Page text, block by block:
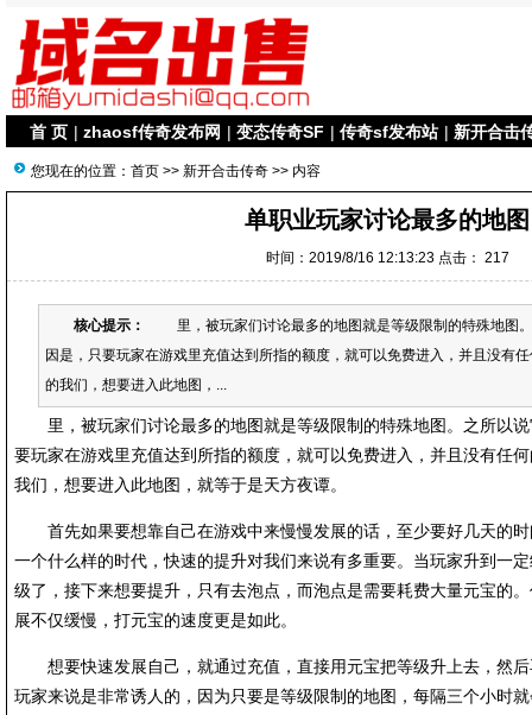
首 页 | zhaosf传奇发布网 | 变态传奇SF | 传奇sf发布站 | 新开合击
您现在的位置： 首页 >> 新开合击传奇 >> 内容
单职业玩家讨论最多的地图
时间：2019/8/16 12:13:23 点击： 217
核心提示：
里，被玩家们讨论最多的地图就是等级限制的特殊地图
因是，只要玩家在游戏里充值达到所指的额度，就可以免费进入，并且没有
的我们，想要进入此地图，...
里，被玩家们讨论最多的地图就是等级限制的特殊地图。之所以说
要玩家在游戏里充值达到所指的额度，就可以免费进入，并且没有任
我们，想要进入此地图，就等于是天方夜谭。
首先如果要想靠自己在游戏中来慢慢发展的话，至少要好几天的时
一个什么样的时代，快速的提升对我们来说有多重要。当玩家升到一
级了，接下来想要提升，只有去泡点，而泡点是需要耗费大量元宝的
展不仅缓慢，打元宝的速度更是如此。
想要快速发展自己，就通过充值，直接用元宝把等级升上去，然后
玩家来说是非常诱人的，因为只要是等级限制的地图，每隔三个小时